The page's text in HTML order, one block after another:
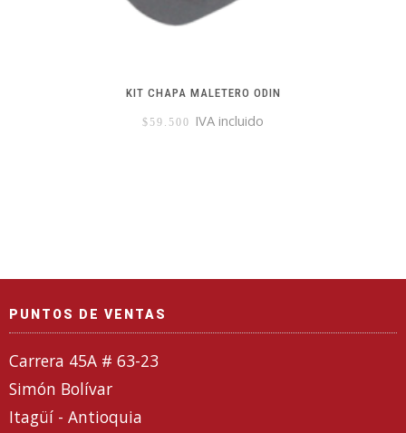
KIT CHAPA MALETERO ODIN
$ 59.500 IVA incluido
PUNTOS DE VENTAS
Carrera 45A # 63-23
Simón Bolívar
Itagüí - Antioquia